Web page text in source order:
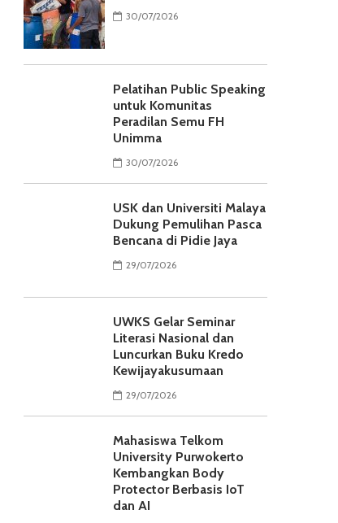
30/07/2026
Pelatihan Public Speaking
untuk Komunitas
Peradilan Semu FH
Unimma
30/07/2026
USK dan Universiti Malaya
Dukung Pemulihan Pasca
Bencana di Pidie Jaya
29/07/2026
UWKS Gelar Seminar
Literasi Nasional dan
Luncurkan Buku Kredo
Kewijayakusumaan
29/07/2026
Mahasiswa Telkom
University Purwokerto
Kembangkan Body
Protector Berbasis IoT
dan AI